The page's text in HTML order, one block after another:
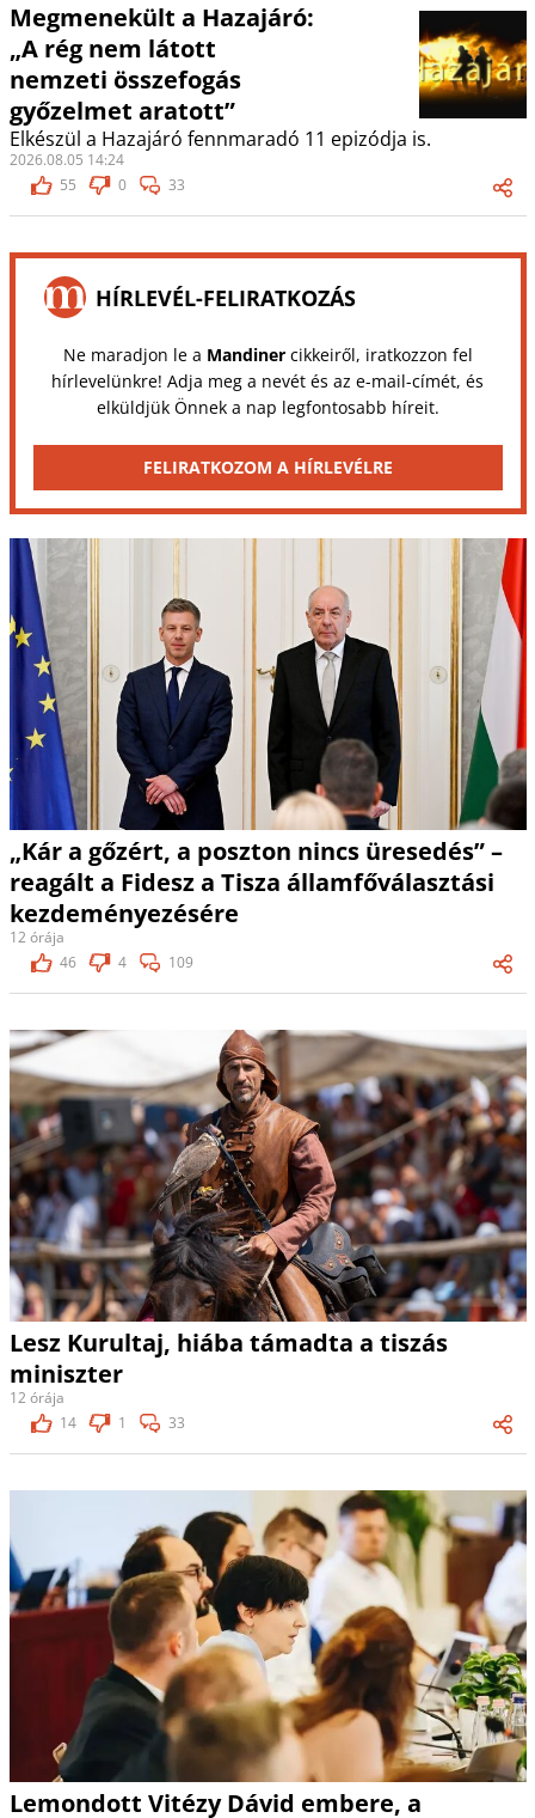
Megmenekült a Hazajáró:
„A rég nem látott
nemzeti összefogás
győzelmet aratott”
Elkészül a Hazajáró fennmaradó 11 epizódja is.
2026.08.05 14:24
55
0 33
HÍRLEVÉL-FELIRATKOZÁS
Ne maradjon le a Mandinercikkeiről, iratkozzon fel
hírlevelünkre! Adja meg a nevét és az e-mail-címét, és
elküldjük Önnek a nap legfontosabb híreit.
FELIRATKOZOM A HÍRLEVÉLRE
„Kár a gőzért, a poszton nincs üresedés” –
reagált a Fidesz a Tisza államfőválasztási
kezdeményezésére
12 órája
46
4 109
Lesz Kurultaj, hiába támadta a tiszás
miniszter
12 órája
14
1 33
Lemondott Vitézy Dávid embere, a